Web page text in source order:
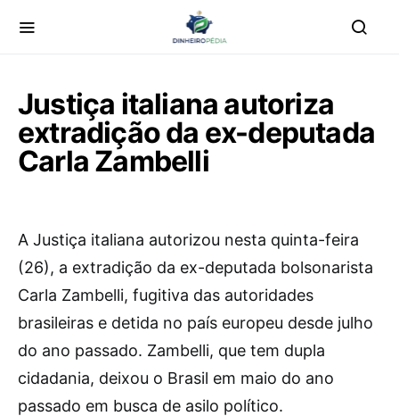
Justiça italiana autoriza
extradição da ex-deputada
Carla Zambelli
A Justiça italiana autorizou nesta quinta-feira
(26), a extradição da ex-deputada bolsonarista
Carla Zambelli, fugitiva das autoridades
brasileiras e detida no país europeu desde julho
do ano passado. Zambelli, que tem dupla
cidadania, deixou o Brasil em maio do ano
passado em busca de asilo político.